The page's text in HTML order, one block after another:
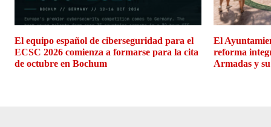
El equipo español de ciberseguridad para el
ECSC 2026 comienza a formarse para la cita
de octubre en Bochum
El
reforma
Armadas y